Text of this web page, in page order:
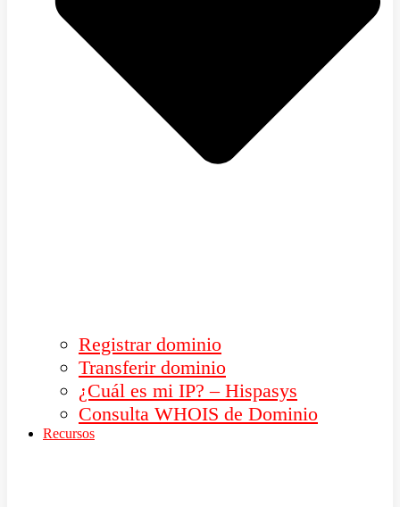
Registrar dominio
Transferir dominio
¿Cuál es mi IP? – Hispasys
Consulta WHOIS de Dominio
Recursos